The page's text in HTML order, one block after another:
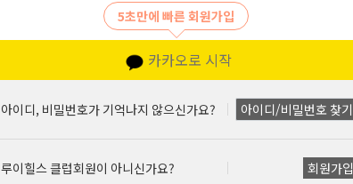
카카오로 시작
5초만에 빠른 회원가입
아이디, 비밀번호가 기억나지 않으신가요? 아이디/비밀번호 찾기
루이힐스 클럽회원이 아니신가요? 회원가입